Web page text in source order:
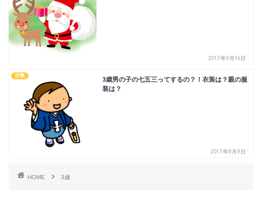
2017年9月16日
行事
3歳男の子の七五三ってするの？！衣装は？親の服
装は？
2017年8月9日
HOME 3歳